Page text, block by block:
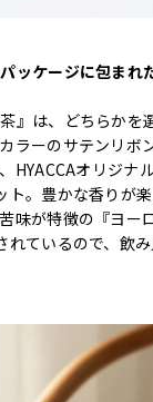
ッケージに包まれ
』は、どちらかを
ラーのサテンリボ
HYACCAオリジナ
ト。豊かな香りが
味が特徴の『ヨー
れているので、飲